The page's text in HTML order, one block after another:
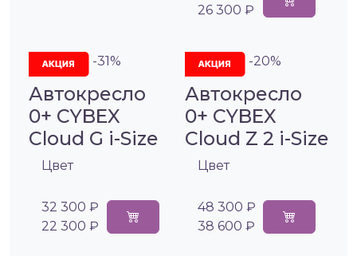
26 300 ₽
-31%
Автокресло
0+ CYBEX
Cloud G i-Size
Цвет
32 300 ₽
22 300 ₽
-20%
Автокресло
0+ CYBEX
Cloud Z 2 i-Size
Цвет
48 300 ₽
38 600 ₽